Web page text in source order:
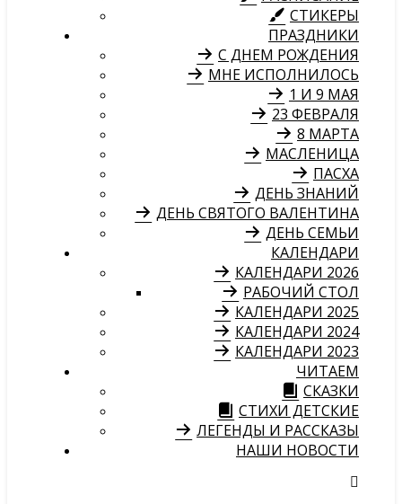
СТИКЕРЫ
ПРАЗДНИКИ
С ДНЕМ РОЖДЕНИЯ
МНЕ ИСПОЛНИЛОСЬ
1 И 9 МАЯ
23 ФЕВРАЛЯ
8 МАРТА
МАСЛЕНИЦА
ПАСХА
ДЕНЬ ЗНАНИЙ
ДЕНЬ СВЯТОГО ВАЛЕНТИНА
ДЕНЬ СЕМЬИ
КАЛЕНДАРИ
КАЛЕНДАРИ 2026
РАБОЧИЙ СТОЛ
КАЛЕНДАРИ 2025
КАЛЕНДАРИ 2024
КАЛЕНДАРИ 2023
ЧИТАЕМ
СКАЗКИ
СТИХИ ДЕТСКИЕ
ЛЕГЕНДЫ И РАССКАЗЫ
НАШИ НОВОСТИ